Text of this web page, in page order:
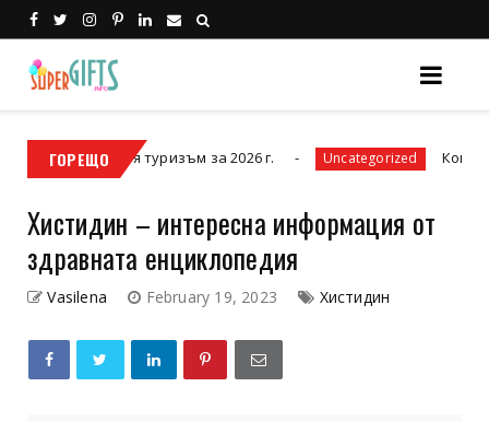
ГОРЕЩО
туризъм за 2026 г. Uncategorized Кой протектор
Хистидин – интересна информация от
здравната енциклопедия
Vasilena February 19, 2023 Хистидин